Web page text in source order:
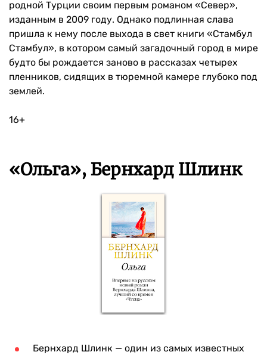
родной Турции своим первым романом «Север»,
изданным в 2009 году. Однако подлинная слава
пришла к нему после выхода в свет книги «Стамбул
Стамбул», в котором самый загадочный город в мире
будто бы рождается заново в рассказах четырех
пленников, сидящих в тюремной камере глубоко под
землей.
16+
«Ольга», Бернхард Шлинк
Бернхард Шлинк — один из самых известных